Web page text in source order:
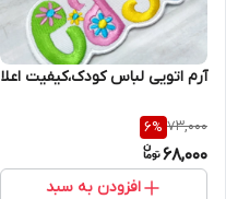
آرم اتویی لباس کودک،کیفیت اعلا
73,000
6%
68,000
افزودن به سبد